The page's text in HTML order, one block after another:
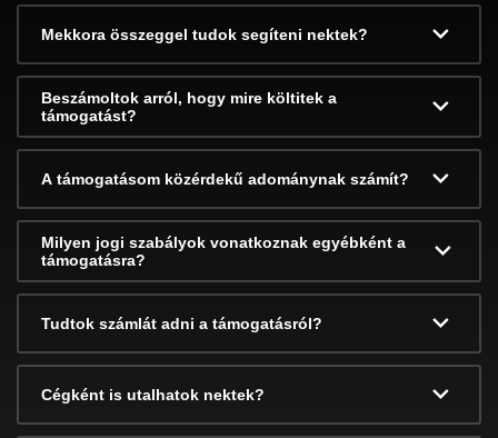
Mekkora összeggel tudok segíteni nektek?
Beszámoltok arról, hogy mire költitek a
támogatást?
A támogatásom közérdekű adománynak számít?
Milyen jogi szabályok vonatkoznak egyébként a
támogatásra?
Tudtok számlát adni a támogatásról?
Cégként is utalhatok nektek?